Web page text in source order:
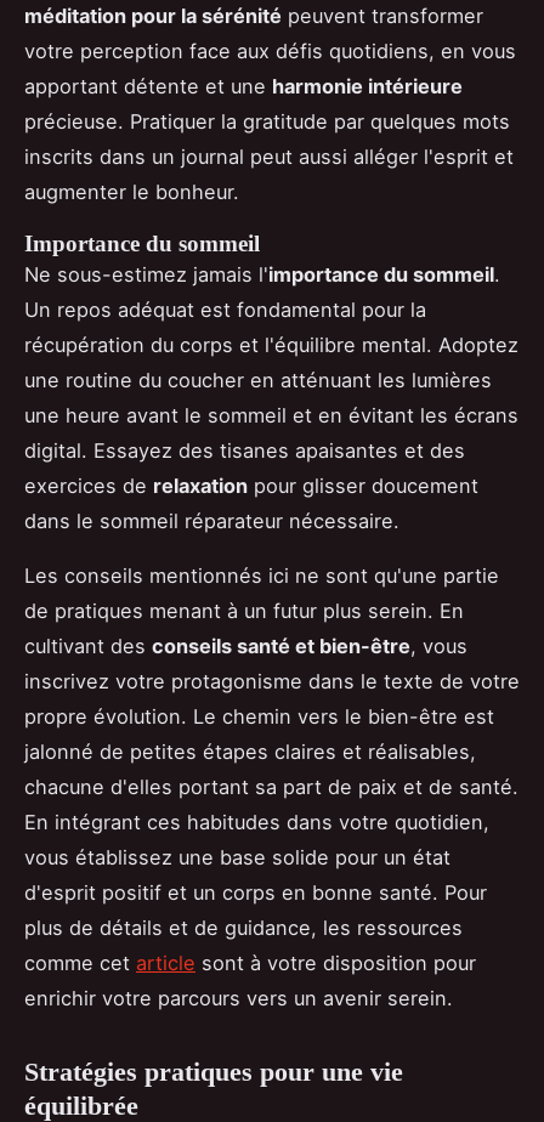
méditation pour la sérénité peuvent transformer
votre perception face aux défis quotidiens, en vous
apportant détente et une harmonie intérieure
précieuse. Pratiquer la gratitude par quelques mots
inscrits dans un journal peut aussi alléger l'esprit et
augmenter le bonheur.
Importance du sommeil
Ne sous-estimez jamais l'importance du sommeil.
Un repos adéquat est fondamental pour la
récupération du corps et l'équilibre mental. Adoptez
une routine du coucher en atténuant les lumières
une heure avant le sommeil et en évitant les écrans
digital. Essayez des tisanes apaisantes et des
exercices de relaxation pour glisser doucement
dans le sommeil réparateur nécessaire.
Les conseils mentionnés ici ne sont qu'une partie
de pratiques menant à un futur plus serein. En
cultivant des conseils santé et bien-être, vous
inscrivez votre protagonisme dans le texte de votre
propre évolution. Le chemin vers le bien-être est
jalonné de petites étapes claires et réalisables,
chacune d'elles portant sa part de paix et de santé.
En intégrant ces habitudes dans votre quotidien,
vous établissez une base solide pour un état
d'esprit positif et un corps en bonne santé. Pour
plus de détails et de guidance, les ressources
comme cet article sont à votre disposition pour
enrichir votre parcours vers un avenir serein.
Stratégies pratiques pour une vie
équilibrée